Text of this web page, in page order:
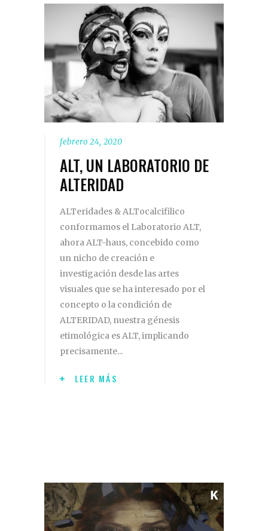
febrero 24, 2020
ALT, UN LABORATORIO DE
ALTERIDAD
ALTeridades & ALTocalcifilico
conformamos el Laboratorio ALT,
ahora ALT-haus, concebido como
un nicho de creación e
investigación desde las artes
visuales que se ha interesado por el
concepto o la condición de
ALTERIDAD, nuestra génesis
etimológica es ALT, implicando
precisamente
LEER MÁS